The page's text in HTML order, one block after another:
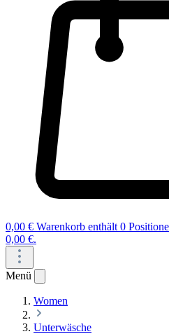
0,00 € Warenkorb enthält 0
0,00 €.
Menü
Women
Unterwäsche